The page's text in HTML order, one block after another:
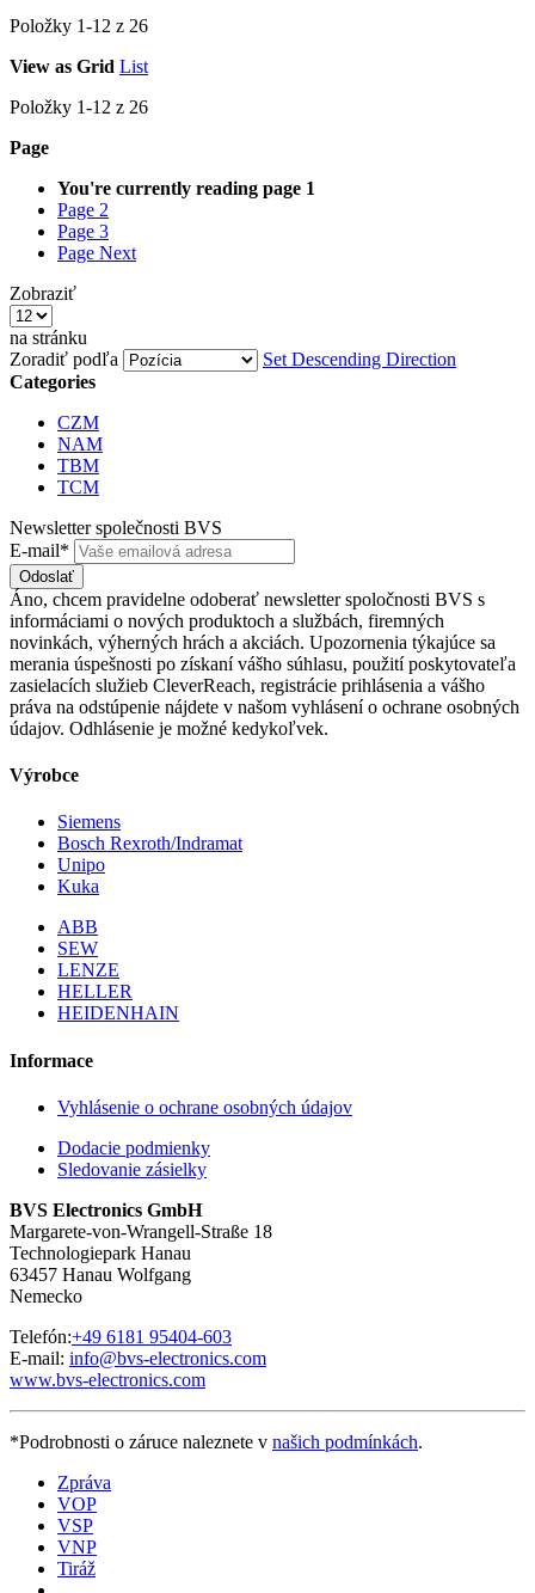
Položky 1-12 z 26
View as Grid List
Položky 1-12 z 26
Page
You're currently reading page 1
Page 2
Page 3
Page Next
Zobraziť
na stránku
Zoradiť podľa
Set Descending Direction
Categories
CZM
NAM
TBM
TCM
Newsletter společnosti BVS
E-mail*
Odoslať
Áno, chcem pravidelne odoberať newsletter spoločnosti BVS s
informáciami o nových produktoch a službách, firemných
novinkách, výherných hrách a akciách. Upozornenia týkajúce sa
merania úspešnosti po získaní vášho súhlasu, použití poskytovateľa
zasielacích služieb CleverReach, registrácie prihlásenia a vášho
práva na odstúpenie nájdete v našom vyhlásení o ochrane osobných
údajov. Odhlásenie je možné kedykoľvek.
Výrobce
Siemens
Bosch Rexroth/Indramat
Unipo
Kuka
ABB
SEW
LENZE
HELLER
HEIDENHAIN
Informace
Vyhlásenie o ochrane osobných údajov
Dodacie podmienky
Sledovanie zásielky
BVS Electronics GmbH
Margarete-von-Wrangell-Straße 18
Technologiepark Hanau
63457 Hanau Wolfgang
Nemecko
Telefón:+49 6181 95404-603
E-mail: info@bvs-electronics.com
www.bvs-electronics.com
*Podrobnosti o záruce naleznete v našich podmínkách.
Zpráva
VOP
VSP
VNP
Tiráž